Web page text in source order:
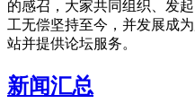
的感召，大家共同组织、发
工无偿坚持至今，并发展成
站并提供论坛服务。
新闻汇总